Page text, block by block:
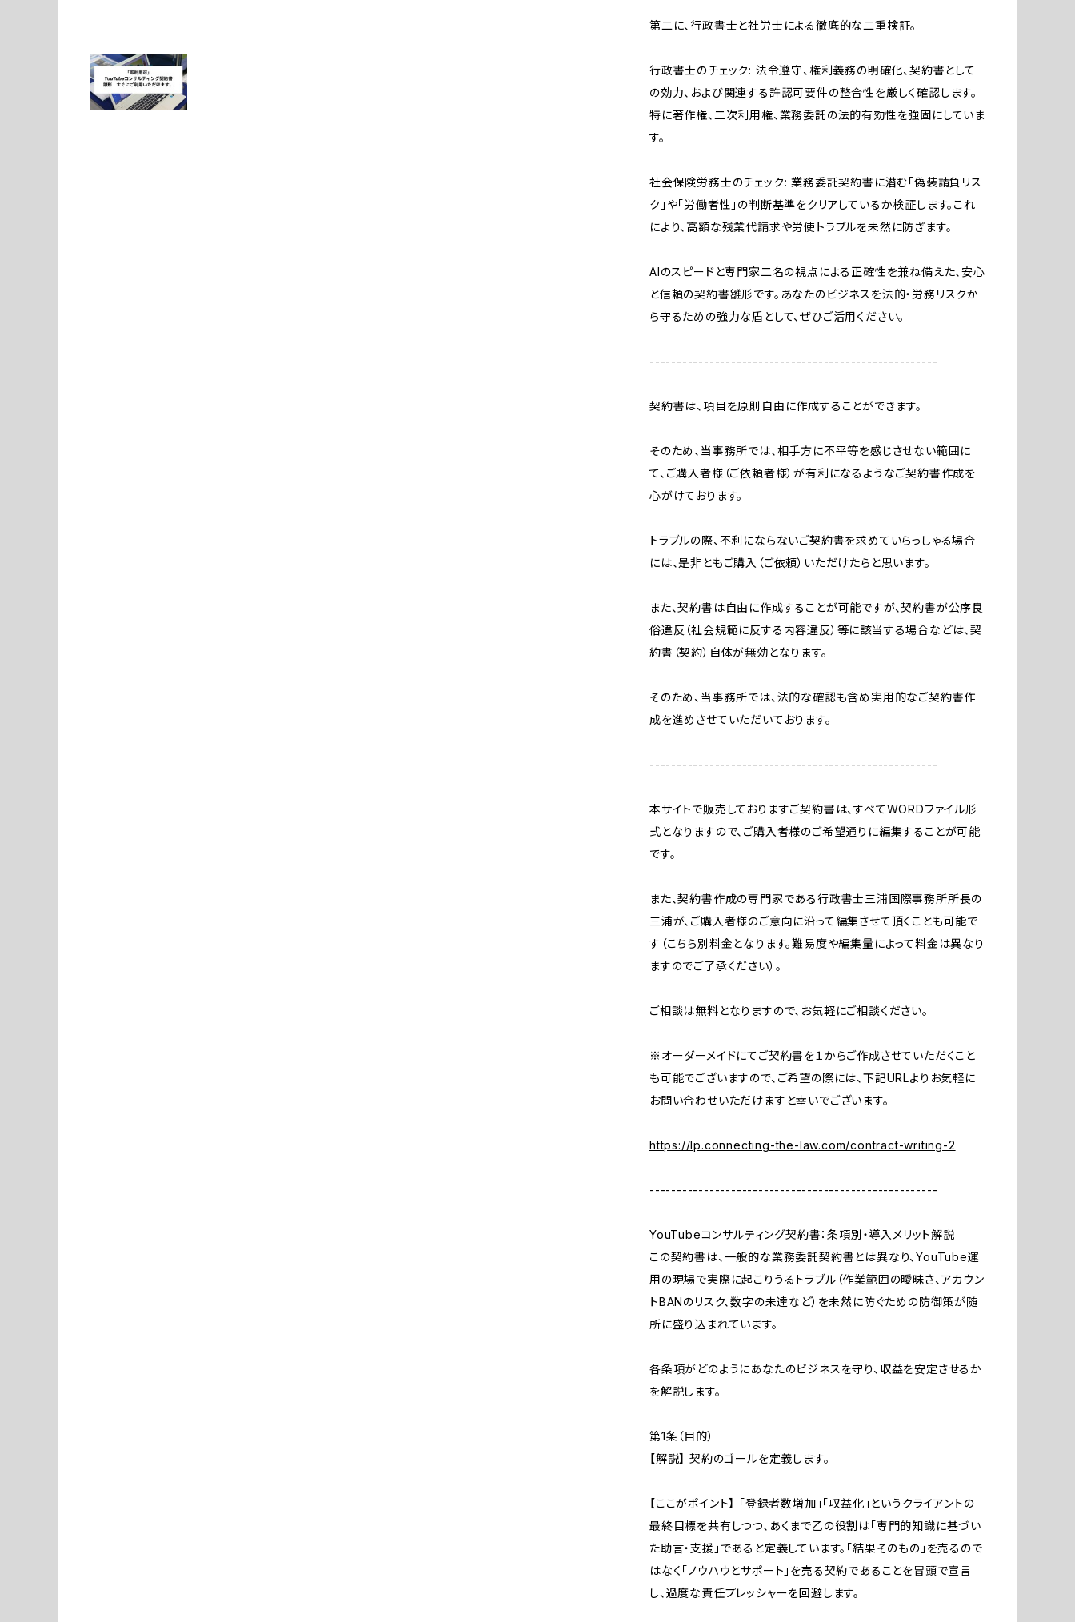
第二に、行政書士と社労士による徹底的な二重検証。
行政書士のチェック: 法令遵守、権利義務の明確化、契約書として
の効力、および関連する許認可要件の整合性を厳しく確認します。
特に著作権、二次利用権、業務委託の法的有効性を強固にしていま
す。
社会保険労務士のチェック: 業務委託契約書に潜む「偽装請負リス
ク」や「労働者性」の判断基準をクリアしているか検証します。これ
により、高額な残業代請求や労使トラブルを未然に防ぎます。
AIのスピードと専門家二名の視点による正確性を兼ね備えた、安心
と信頼の契約書雛形です。あなたのビジネスを法的・労務リスクか
ら守るための強力な盾として、ぜひご活用ください。
-----------------------------------------------------
契約書は、項目を原則自由に作成することができます。
そのため、当事務所では、相手方に不平等を感じさせない範囲に
て、ご購入者様（ご依頼者様）が有利になるようなご契約書作成を
心がけております。
トラブルの際、不利にならないご契約書を求めていらっしゃる場合
には、是非ともご購入（ご依頼）いただけたらと思います。
また、契約書は自由に作成することが可能ですが、契約書が公序良
俗違反（社会規範に反する内容違反）等に該当する場合などは、契
約書（契約）自体が無効となります。
そのため、当事務所では、法的な確認も含め実用的なご契約書作
成を進めさせていただいております。
-----------------------------------------------------
本サイトで販売しておりますご契約書は、すべてWORDファイル形
式となりますので、ご購入者様のご希望通りに編集することが可能
です。
また、契約書作成の専門家である行政書士三浦国際事務所所長の
三浦が、ご購入者様のご意向に沿って編集させて頂くことも可能で
す（こちら別料金となります。難易度や編集量によって料金は異なり
ますのでご了承ください）。
ご相談は無料となりますので、お気軽にご相談ください。
※オーダーメイドにてご契約書を１からご作成させていただくこと
も可能でございますので、ご希望の際には、下記URLよりお気軽に
お問い合わせいただけますと幸いでございます。
https://lp.connecting-the-law.com/contract-writing-2
-----------------------------------------------------
YouTubeコンサルティング契約書：条項別・導入メリット解説
この契約書は、一般的な業務委託契約書とは異なり、YouTube運
用の現場で実際に起こりうるトラブル（作業範囲の曖昧さ、アカウン
トBANのリスク、数字の未達など）を未然に防ぐための防御策が随
所に盛り込まれています。
各条項がどのようにあなたのビジネスを守り、収益を安定させるか
を解説します。
第1条（目的）
【解説】 契約のゴールを定義します。
【ここがポイント】 「登録者数増加」「収益化」というクライアントの
最終目標を共有しつつ、あくまで乙の役割は「専門的知識に基づい
た助言・支援」であると定義しています。「結果そのもの」を売るので
はなく「ノウハウとサポート」を売る契約であることを冒頭で宣言
し、過度な責任プレッシャーを回避します。